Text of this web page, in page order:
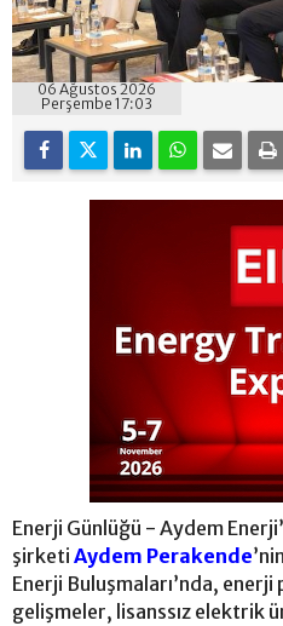
06 Ağustos 2026
Perşembe 17:03
Enerji Günlüğü - Aydem
şirketi Aydem Perakende
Enerji Buluşmaları’nda, enerji
gelişmeler, lisanssız elektrik